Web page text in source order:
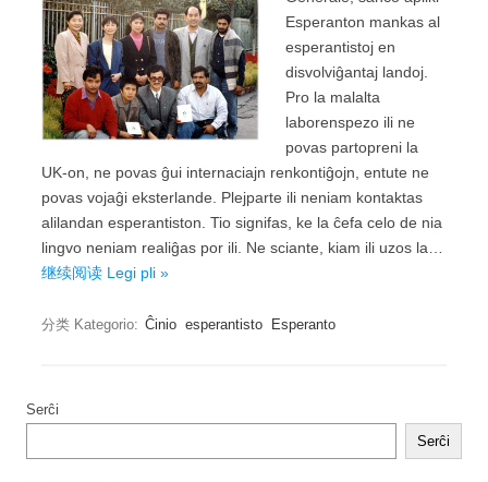
Esperanton mankas al
esperantistoj en
disvolviĝantaj landoj.
Pro la malalta
laborenspezo ili ne
povas partopreni la
UK-on, ne povas ĝui internaciajn renkontiĝojn, entute ne
povas vojaĝi eksterlande. Plejparte ili neniam kontaktas
alilandan esperantiston. Tio signifas, ke la ĉefa celo de nia
lingvo neniam realiĝas por ili. Ne sciante, kiam ili uzos la…
继续阅读 Legi pli »
分类 Kategorio: Ĉinio esperantisto Esperanto
Serĉi
Serĉi